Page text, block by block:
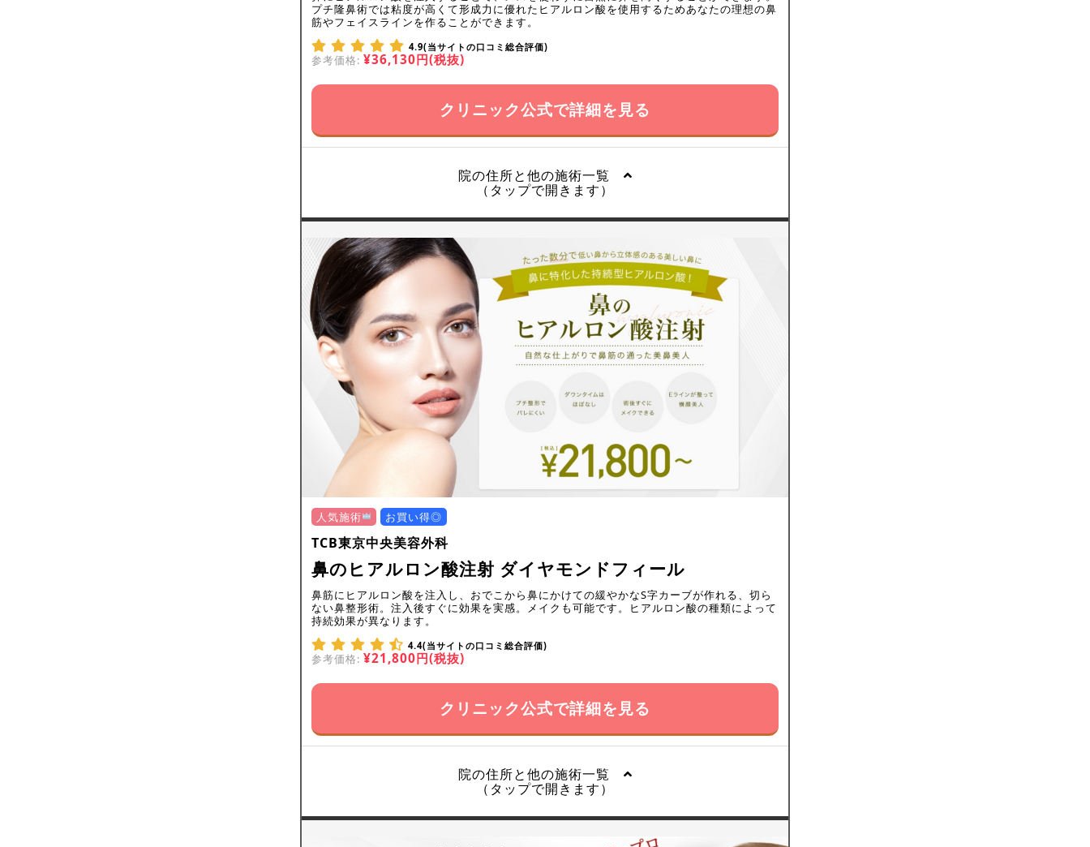
プチ隆鼻術では粘度が高くて形成力に優れたヒアルロン酸を使用するためあなたの理想の鼻
筋やフェイスラインを作ることができます。
4.9(当サイトの口コミ総合評価)
参考価格: ¥36,130円(税抜)
クリニック公式で詳細を見る
院の住所と他の施術一覧
（タップで開きます）
人気施術 お買い得◎
TCB東京中央美容外科
鼻のヒアルロン酸注射 ダイヤモンドフィール
鼻筋にヒアルロン酸を注入し、おでこから鼻にかけての緩やかなS字カーブが作れる、切ら
ない鼻整形術。注入後すぐに効果を実感。メイクも可能です。ヒアルロン酸の種類によって
持続効果が異なります。
4.4(当サイトの口コミ総合評価)
参考価格: ¥21,800円(税抜)
クリニック公式で詳細を見る
院の住所と他の施術一覧
（タップで開きます）